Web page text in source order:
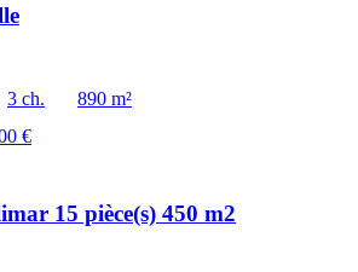
3 ch.
890 m²
€
15 pièce(s) 450 m2